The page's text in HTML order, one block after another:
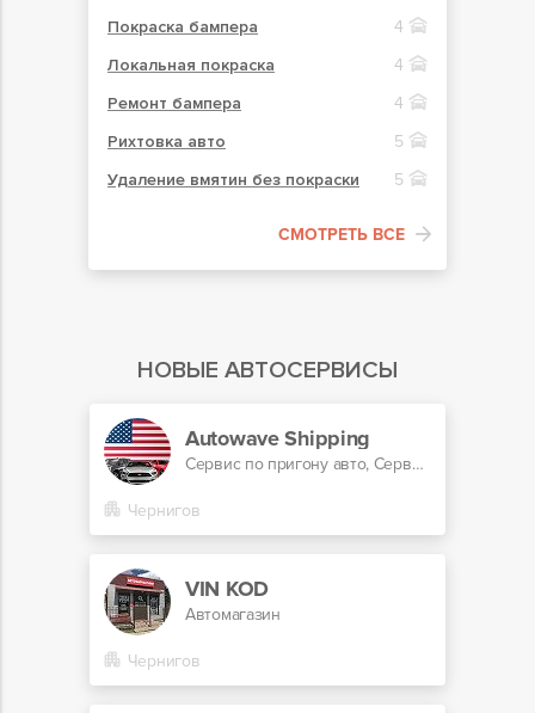
Покраска бампера
4
Локальная покраска
4
Ремонт бампера
4
Рихтовка авто
5
Удаление вмятин без покраски
5
СМОТРЕТЬ ВСЕ
НОВЫЕ АВТОСЕРВИСЫ
Autowave Shipping
Сервис по пригону авто, Сервис по автоподбору
Чернигов
VIN KOD
Автомагазин
Чернигов